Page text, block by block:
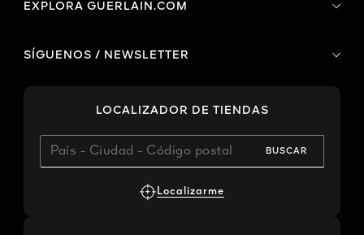
EXPLORA GUERLAIN.COM
SÍGUENOS / NEWSLETTER
LOCALIZADOR DE TIENDAS
BUSCAR
Localizarme